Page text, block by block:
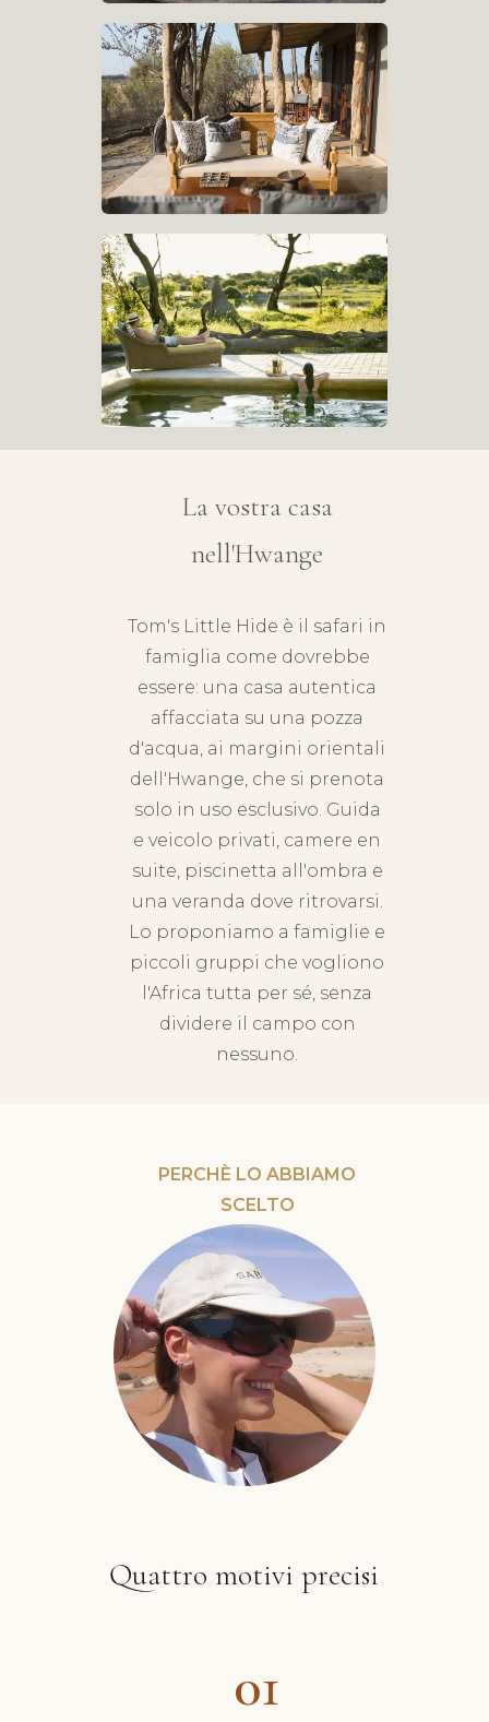
La vostra casa
nell'Hwange
Tom's Little Hide è il safari in
famiglia come dovrebbe
essere: una casa autentica
affacciata su una pozza
d'acqua, ai margini orientali
dell'Hwange, che si prenota
solo in uso esclusivo. Guida
e veicolo privati, camere en
suite, piscinetta all'ombra e
una veranda dove ritrovarsi.
Lo proponiamo a famiglie e
piccoli gruppi che vogliono
l'Africa tutta per sé, senza
dividere il campo con
nessuno.
PERCHÈ LO ABBIAMO
SCELTO
Quattro motivi precisi
01